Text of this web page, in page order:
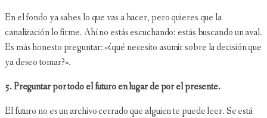
En el fondo ya sabes lo que vas a hacer, pero quieres que la
canalización lo firme. Ahí no estás escuchando: estás buscando un aval.
Es más honesto preguntar: «¿qué necesito asumir sobre la decisión que
ya deseo tomar?».
5. Preguntar por todo el futuro en lugar de por el presente.
El futuro no es un archivo cerrado que alguien te puede leer. Se está